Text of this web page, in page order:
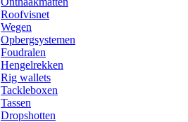
Roofvisnet
Wegen
Opbergsystemen
Foudralen
Hengelrekken
Rig wallets
Tackleboxen
Tassen
Dropshotten